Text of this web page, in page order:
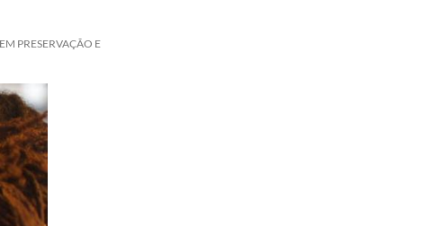
PRESERVAÇÃO E